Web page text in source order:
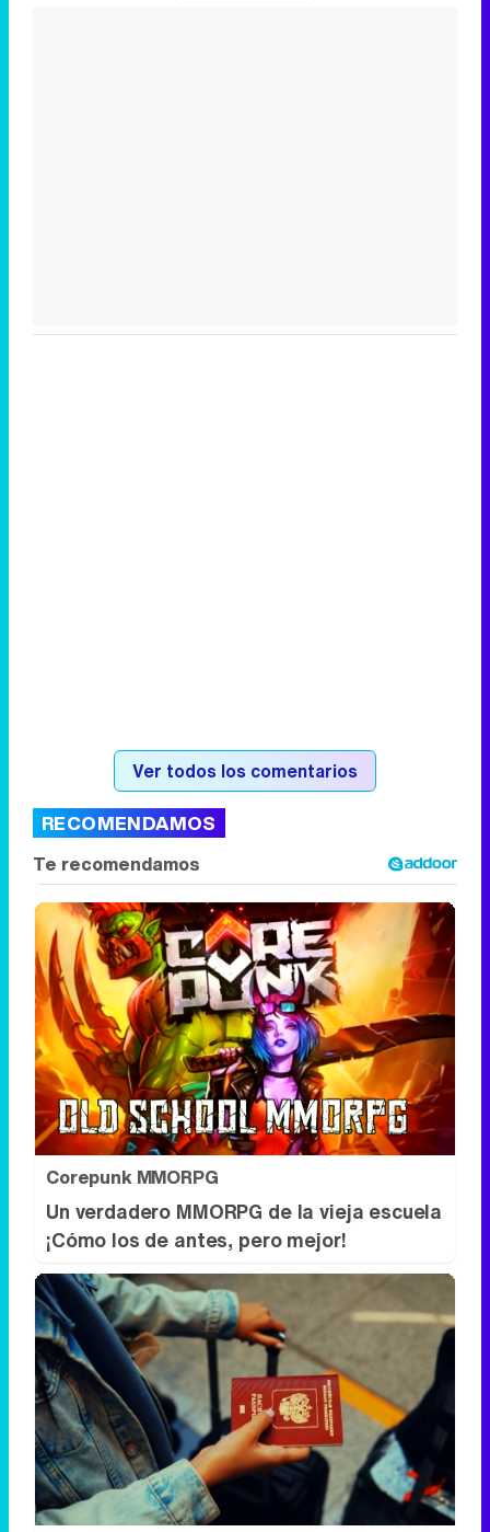
Ver todos los comentarios
RECOMENDAMOS
Corepunk MMORPG
Un verdadero MMORPG de la vieja escuela
¡Cómo los de antes, pero mejor!